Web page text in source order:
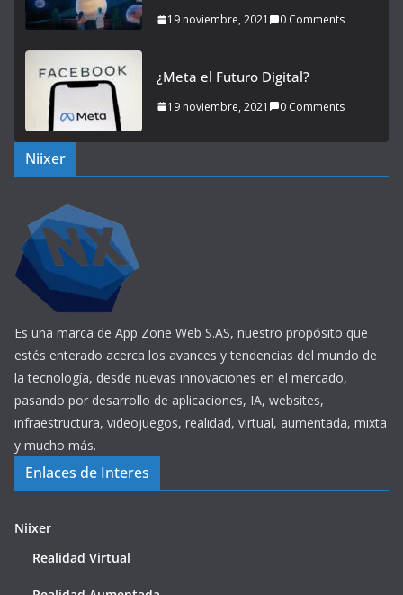
19 noviembre, 2021 0 Comments
¿Meta el Futuro Digital?
19 noviembre, 2021 0 Comments
Niixer
Es una marca de App Zone Web S.AS, nuestro propósito que
estés enterado acerca los avances y tendencias del mundo de
la tecnología, desde nuevas innovaciones en el mercado,
pasando por desarrollo de aplicaciones, IA, websites,
infraestructura, videojuegos, realidad, virtual, aumentada, mixta
y mucho más.
Enlaces de Interes
Niixer
Realidad Virtual